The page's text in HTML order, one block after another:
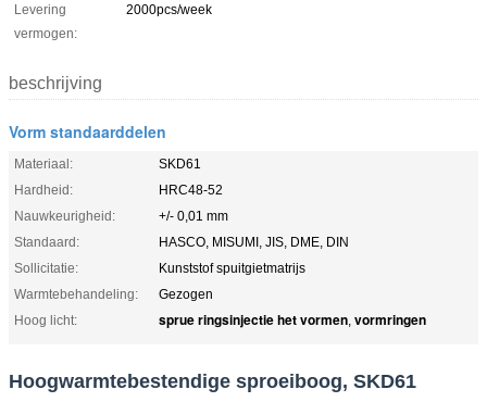
Levering
vermogen:
2000pcs/week
beschrijving
Vorm standaarddelen
Materiaal:
SKD61
Hardheid:
HRC48-52
Nauwkeurigheid:
+/- 0,01 mm
Standaard:
HASCO, MISUMI, JIS, DME, DIN
Sollicitatie:
Kunststof spuitgietmatrijs
Warmtebehandeling:
Gezogen
Hoog licht:
sprue ringsinjectie het vormen, vormringen
Hoogwarmtebestendige sproeiboog, SKD61